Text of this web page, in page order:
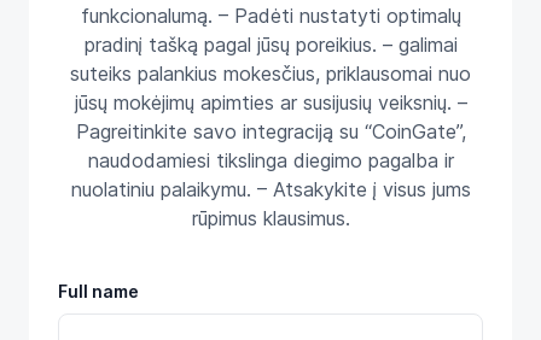
funkcionalumą. – Padėti nustatyti optimalų
pradinį tašką pagal jūsų poreikius. – galimai
suteiks palankius mokesčius, priklausomai nuo
jūsų mokėjimų apimties ar susijusių veiksnių. –
Pagreitinkite savo integraciją su “CoinGate”,
naudodamiesi tikslinga diegimo pagalba ir
nuolatiniu palaikymu. – Atsakykite į visus jums
rūpimus klausimus.
Full name